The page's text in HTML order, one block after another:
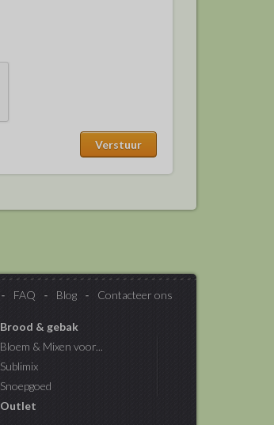
FAQ Blog Contacteer ons
Brood & gebak
Bloem & Mixen voor...
Sublimix
Snoepgoed
Outlet